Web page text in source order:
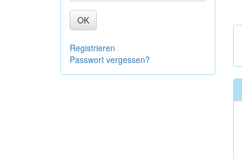
OK
Registrieren
Passwort vergessen?